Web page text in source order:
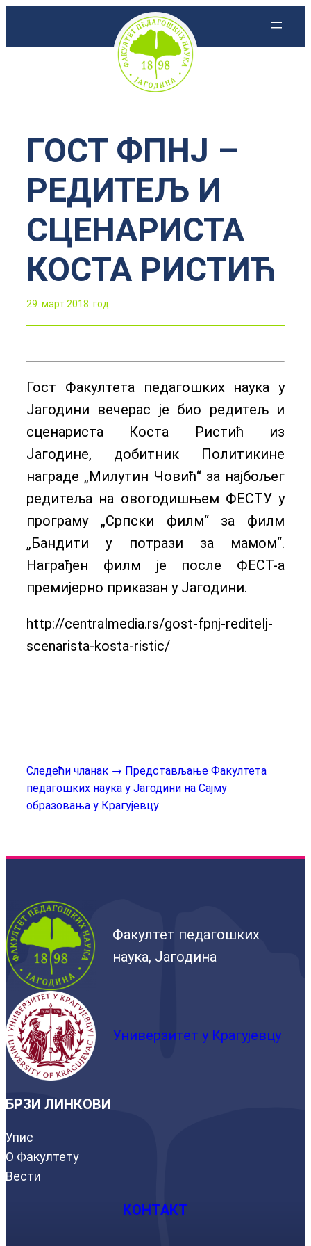
ГОСТ ФПНЈ –
РЕДИТЕЉ И
СЦЕНАРИСТА
КОСТА РИСТИЋ
29. март 2018. год.
Гост Факултета педагошких наука у
Јагодини вечерас је био редитељ и
сценариста Коста Ристић из
Јагодине, добитник Политикине
награде „Милутин Човић“ за најбољег
редитеља на овогодишњем ФЕСТУ у
програму „Српски филм“ за филм
„Бандити у потрази за мамом“.
Награђен филм је после ФЕСТ-а
премијерно приказан у Јагодини.
http://centralmedia.rs/gost-fpnj-reditelj-
scenarista-kosta-ristic/
Следећи чланак → Представљање Факултета
педагошких наука у Јагодини на Сајму
образовања у Крагујевцу
Факултет педагошких
наука, Јагодина
Универзитет у Крагујевцу
БРЗИ ЛИНКОВИ
Упис
О Факултету
Вести
КОНТАКТ